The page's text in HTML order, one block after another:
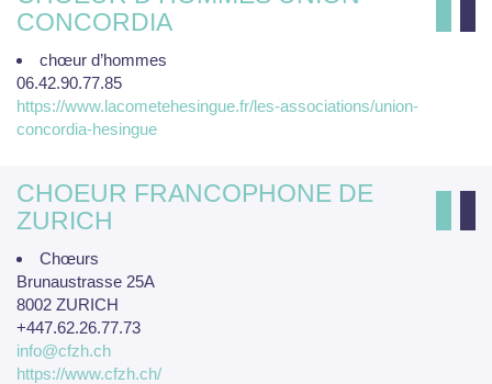
CONCORDIA
chœur d’hommes
06.42.90.77.85
https://www.lacometehesingue.fr/les-associations/union-
concordia-hesingue
CHOEUR FRANCOPHONE DE
ZURICH
Chœurs
Brunaustrasse 25A
8002 ZURICH
+447.62.26.77.73
info@cfzh.ch
https://www.cfzh.ch/